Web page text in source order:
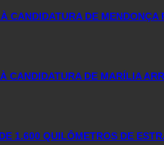
CANDIDATURA DE MENDONÇA
CANDIDATURA DE MARÍLIA
1.600 QUILÔMETROS DE